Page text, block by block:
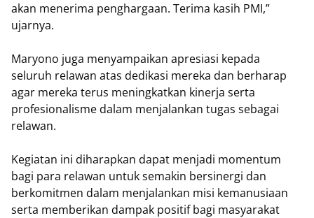
akan menerima penghargaan. Terima kasih PMI,”
ujarnya.
Maryono juga menyampaikan apresiasi kepada
seluruh relawan atas dedikasi mereka dan berharap
agar mereka terus meningkatkan kinerja serta
profesionalisme dalam menjalankan tugas sebagai
relawan.
Kegiatan ini diharapkan dapat menjadi momentum
bagi para relawan untuk semakin bersinergi dan
berkomitmen dalam menjalankan misi kemanusiaan
serta memberikan dampak positif bagi masyarakat